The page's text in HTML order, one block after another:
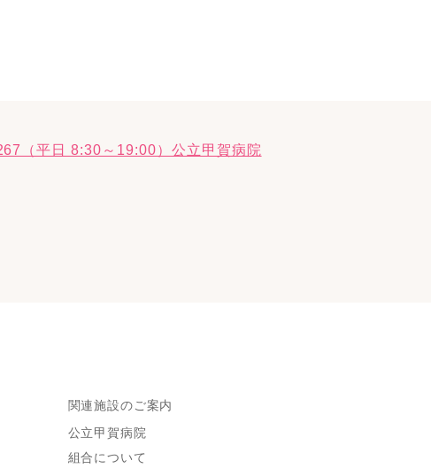
関連施設のご案内
公立甲賀病院
組合について